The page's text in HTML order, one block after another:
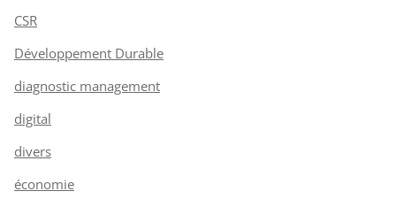
CSR
Développement Durable
diagnostic management
digital
divers
économie